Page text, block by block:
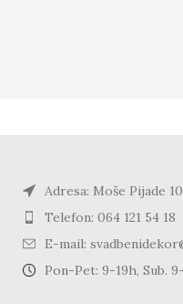
Adresa: Moše Pijade
Telefon: 064 121 54 18
E-mail:
Pon-Pet: 9-19h, Sub.